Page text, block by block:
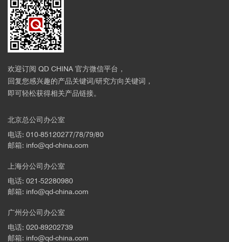
欢迎订阅 QD CHINA 官方微信平台，
回复您感兴趣的产品关键词/研究方向关键词，
即可轻松获得相关产品链接。
北京总公司办公室
电话: 010-85120277/78/79/80
邮箱: info@qd-china.com
上海分公司办公室
电话: 021-52280980
邮箱: info@qd-china.com
广州分公司办公室
电话: 020-89202739
邮箱: info@qd-china.com